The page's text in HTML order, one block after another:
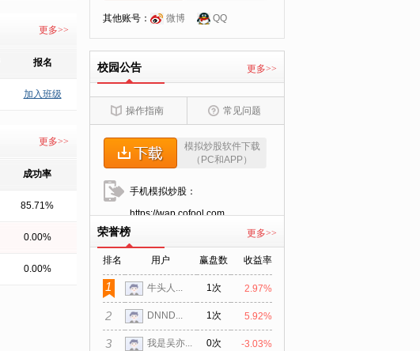
更多>>
报名
加入班级
更多>>
成功率
85.71%
0.00%
0.00%
其他账号： 微博 QQ
校园公告 更多>>
操作指南 常见问题
模拟炒股软件下载
（PC和APP）
手机模拟炒股：
https://wap.cofool.com
荣誉榜 更多>>
排名 用户 赢盘数 收益率
1 牛头人... 1次 2.97%
2 DNND... 1次 5.92%
3 我是吴亦... 0次 -3.03%